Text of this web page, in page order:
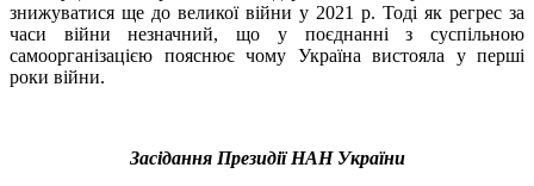
знижуватися ще до великої війни у 2021 р. Тоді як регрес за
часи війни незначний, що у поєднанні з суспільною
самоорганізацією пояснює чому Україна вистояла у перші
роки війни.
Засідання Президії НАН України